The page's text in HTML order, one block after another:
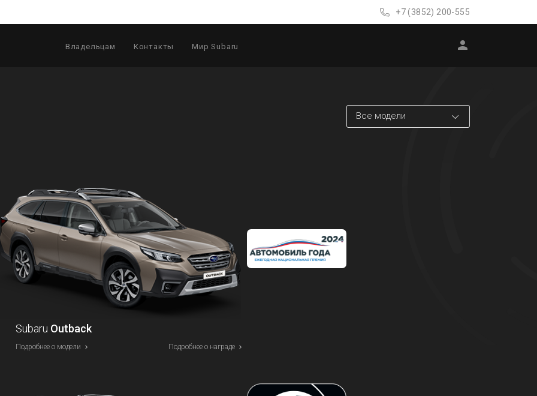
+7 (3852) 200-555
Владельцам Контакты Мир Subaru
Все модели
Subaru Outback
Подробнее о модели Подробнее о награде